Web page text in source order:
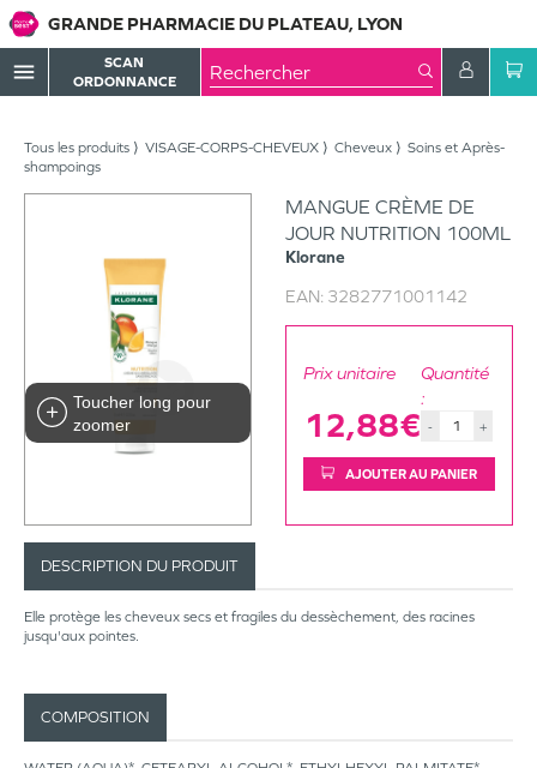
GRANDE PHARMACIE DU PLATEAU, LYON
menu
SCAN
ORDONNANCE
Tous les produits VISAGE-CORPS-CHEVEUX Cheveux
Soins et Après-
shampoings
Toucher long pour
zoomer
MANGUE CRÈME DE
JOUR NUTRITION 100ML
Klorane
EAN: 3282771001142
Prix unitaire
12,88€
Quantité
:
- +
AJOUTER AU PANIER
DESCRIPTION DU PRODUIT
Elle protège les cheveux secs et fragiles du dessèchement, des racines
jusqu'aux pointes.
COMPOSITION